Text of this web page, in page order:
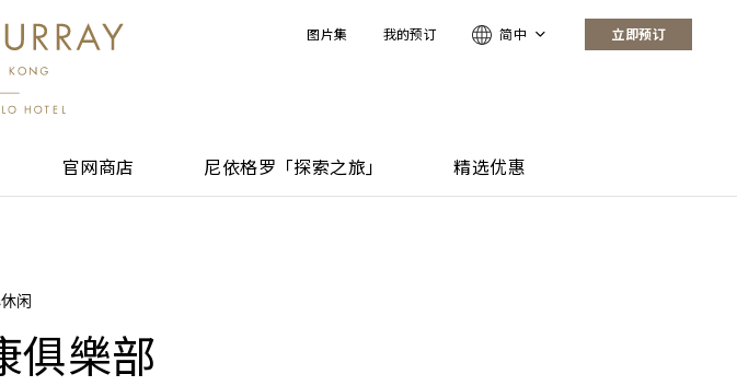
图片集 我的预订 简中 立即预订
官网商店 尼依格罗「探索之旅」 精选优惠
闲
俱樂部